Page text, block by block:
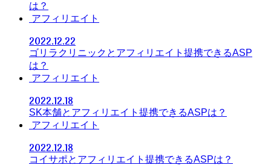
は？
アフィリエイト
2022.12.22
ゴリラクリニックとアフィリエイト提携できるASP
は？
アフィリエイト
2022.12.18
SK本舗とアフィリエイト提携できるASPは？
アフィリエイト
2022.12.18
コイサポとアフィリエイト提携できるASPは？